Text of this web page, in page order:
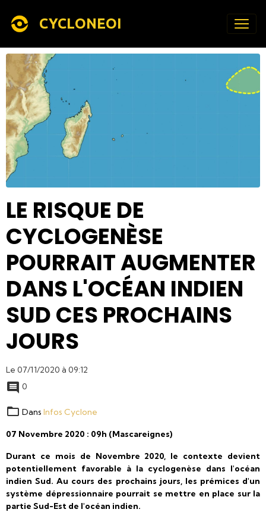
CYCLONEOI
LE RISQUE DE
CYCLOGENÈSE
POURRAIT AUGMENTER
DANS L'OCÉAN INDIEN
SUD CES PROCHAINS
JOURS
Le 07/11/2020 à 09:12
0
Dans Infos Cyclone
07 Novembre 2020 : 09h (Mascareignes)
Durant ce mois de Novembre 2020, le contexte devient
potentiellement favorable à la cyclogenèse dans l'océan
indien Sud. Au cours des prochains jours, les prémices d'un
système dépressionnaire pourrait se mettre en place sur la
partie Sud-Est de l'océan indien.